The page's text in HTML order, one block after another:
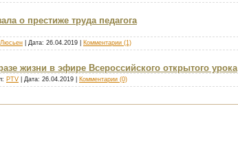
о престиже труда педагога
Люсьен | Дата: 26.04.2019 Комментарии (1)
жизни в эфире Всероссийского открытого урока
PTV | Дата: 26.04.2019 Комментарии (0)